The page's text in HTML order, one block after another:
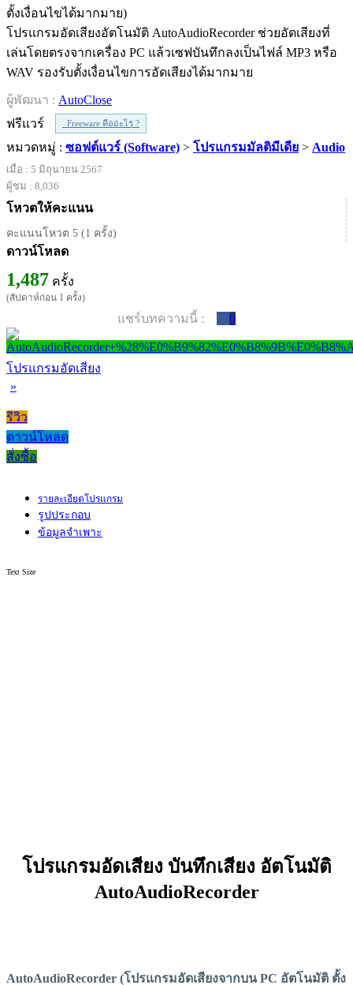
โปรแกรมอัดเสียงอัตโนมัติ AutoAudioRecorder ช่วยอัดเสียงที่
เล่นโดยตรงจากเครื่อง PC แล้วเซฟบันทึกลงเป็นไฟล์ MP3 หรือ
WAV รองรับตั้งเงื่อนไขการอัดเสียงได้มากมาย
ผู้พัฒนา : AutoClose
ฟรีแวร์
Freeware คืออะไร ?
หมวดหมู่ : ซอฟต์แวร์ (Software) > โปรแกรมมัลติมีเดีย > Audio
เมื่อ : 5 มิถุนายน 2567
ผู้ชม : 8,036
โหวตให้คะแนน
คะแนนโหวต 5 (1 ครั้ง)
ดาวน์โหลด
1,487 ครั้ง
(สัปดาห์ก่อน 1 ครั้ง)
แชร์บทความนี้ : 0
โปรแกรมอัดเสียง
»
รีวิว
ดาวน์โหลด
สั่งซื้อ
รายละเอียดโปรแกรม
รูปประกอบ
ข้อมูลจำเพาะ
Text Size
โปรแกรมอัดเสียง บันทึกเสียง อัตโนมัติ
AutoAudioRecorder
AutoAudioRecorder (โปรแกรมอัดเสียงจากบน PC อัตโนมัติ ตั้ง